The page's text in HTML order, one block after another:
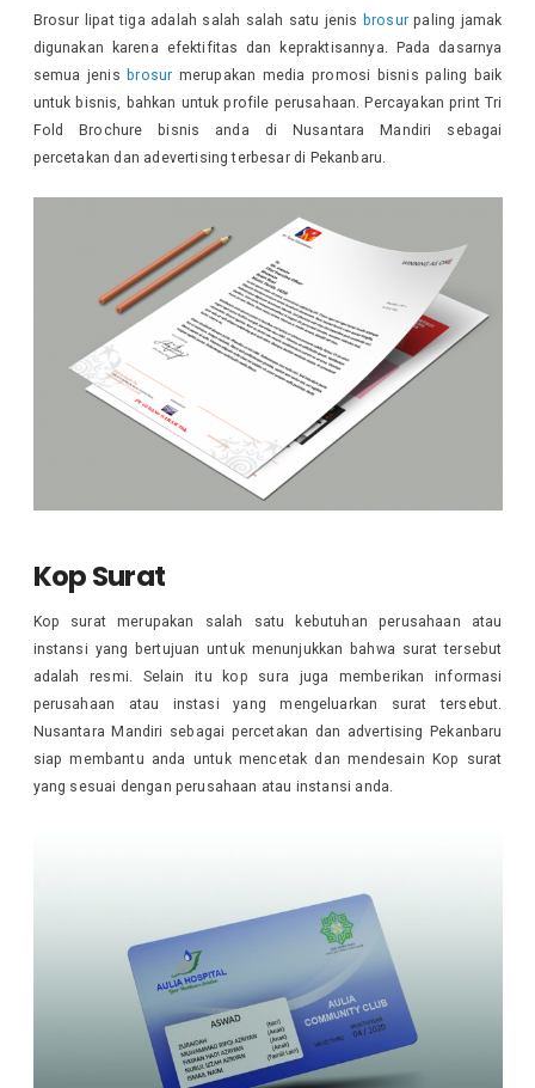
Brosur lipat tiga adalah salah salah satu jenis brosurpaling jamak
digunakan karena efektifitas dan kepraktisannya. Pada dasarnya
semua jenis brosur merupakan media promosi bisnis paling baik
untuk bisnis, bahkan untuk profile perusahaan. Percayakan print Tri
Fold Brochure bisnis anda di Nusantara Mandiri sebagai
percetakan dan adevertising terbesar di Pekanbaru.
Kop Surat
Kop surat merupakan salah satu kebutuhan perusahaan atau
instansi yang bertujuan untuk menunjukkan bahwa surat tersebut
adalah resmi. Selain itu kop sura juga memberikan informasi
perusahaan atau instasi yang mengeluarkan surat tersebut.
Nusantara Mandiri sebagai percetakan dan advertising Pekanbaru
siap membantu anda untuk mencetak dan mendesain Kop surat
yang sesuai dengan perusahaan atau instansi anda.